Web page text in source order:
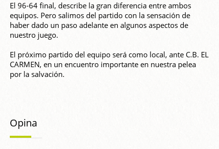
El 96-64 final, describe la gran diferencia entre ambos
equipos. Pero salimos del partido con la sensación de
haber dado un paso adelante en algunos aspectos de
nuestro juego.
El próximo partido del equipo será como local, ante C.B. EL
CARMEN, en un encuentro importante en nuestra pelea
por la salvación.
Opina